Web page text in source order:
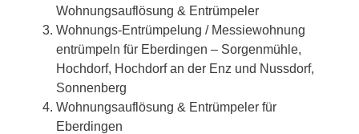
Wohnungsauflösung & Entrümpeler
Wohnungs-Entrümpelung / Messiewohnung
entrümpeln für Eberdingen – Sorgenmühle,
Hochdorf, Hochdorf an der Enz und Nussdorf,
Sonnenberg
Wohnungsauflösung & Entrümpeler für
Eberdingen